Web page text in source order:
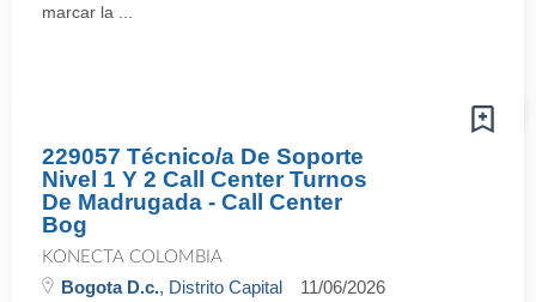
marcar la ...
229057 Técnico/a De Soporte
Nivel 1 Y 2 Call Center Turnos
De Madrugada - Call Center
Bog
KONECTA COLOMBIA
Bogota D.c., Distrito Capital 11/06/2026